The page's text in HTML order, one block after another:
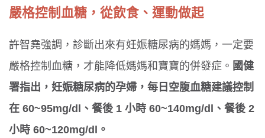
嚴格控制血糖，從飲食、運動做起
許智堯強調，診斷出來有妊娠糖尿病的媽媽，一定要
嚴格控制血糖，才能降低媽媽和寶寶的併發症。 國健
署指出，妊娠糖尿病的孕婦，每日空腹血糖建議控制
在 60~95mg/dl、餐後 1 小時 60~140mg/dl、餐後 2
小時 60~120mg/dl。